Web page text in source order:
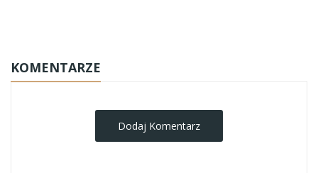
KOMENTARZE
Dodaj Komentarz